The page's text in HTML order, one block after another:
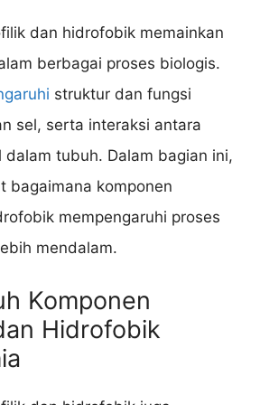
dan hidrofobik memainkan
berbagai proses biologis.
struktur dan fungsi
sel, serta interaksi antara
dalam tubuh. Dalam bagian ini,
bagaimana komponen
mempengaruhi proses
mendalam.
Komponen
Hidrofobik